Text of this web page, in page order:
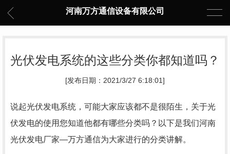
河南万方通信设备有限公司
光伏发电系统的这些分类你都知道吗？
[发布日期：2021/3/27 6:18:01]
说起光伏发电系统，可能大家应该都不是很陌生，关于光
伏发电的使用您知道他都有哪些分类吗？以下是我们河南
光伏发电厂家—万方通信为大家进行的分类讲解。